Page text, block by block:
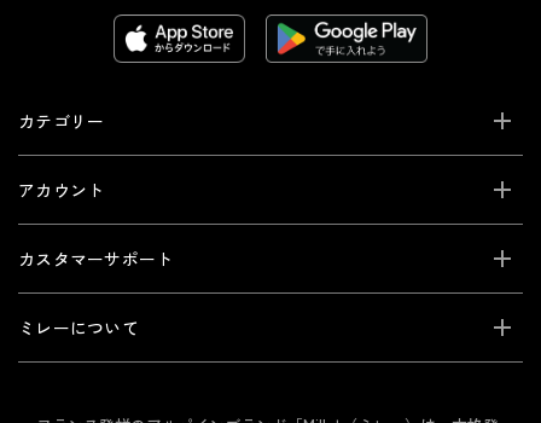
カテゴリー
アカウント
カスタマーサポート
ミレーについて